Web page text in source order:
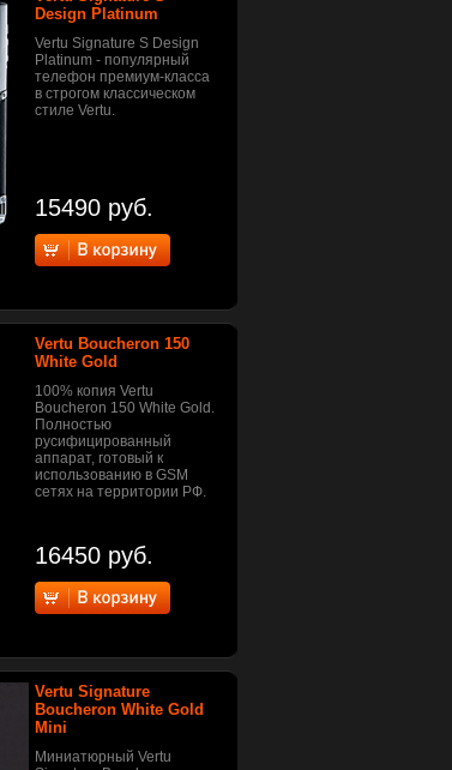
Design Platinum
Vertu Signature S Design
Platinum - популярный
телефон премиум-класса
в строгом классическом
стиле Vertu.
15490 руб.
Vertu Boucheron 150
White Gold
100% копия Vertu
Boucheron 150 White Gold.
Полностью
русифицированный
аппарат, готовый к
использованию в GSM
сетях на территории РФ.
16450 руб.
Vertu Signature
Boucheron White Gold
Mini
Миниатюрный Vertu